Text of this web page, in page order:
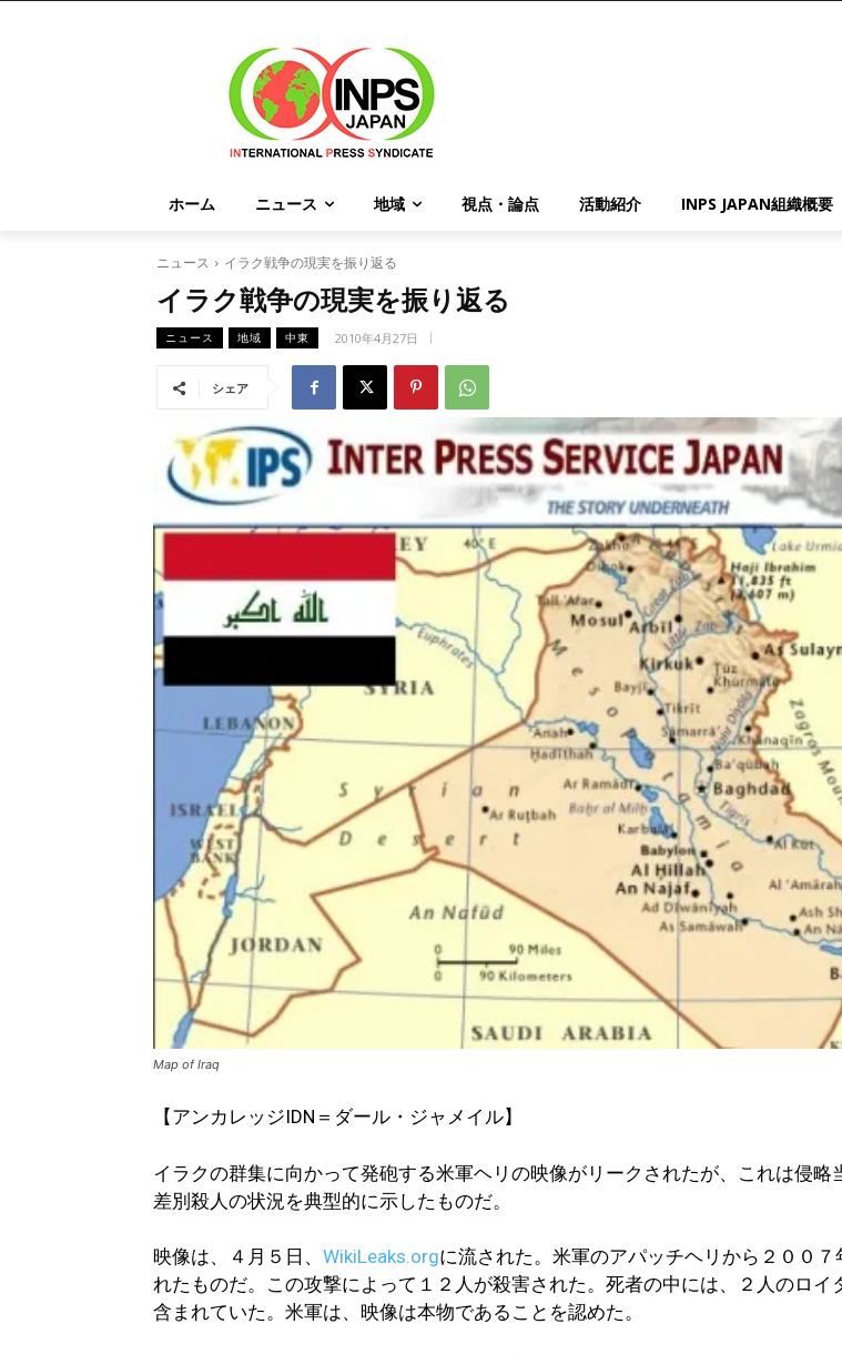
ホーム ニュース 地域 視点・論点 活動紹介 INPS JAPAN組織概要
ニュース イラク戦争の現実を振り返る
イラク戦争の現実を振り返る
ニュース 地域 中東 2010年4月27日
シェア
Map of Iraq
【アンカレッジIDN＝ダール・ジャメイル】
イラクの群集に向かって発砲する米軍ヘリの映像がリークされたが、これは侵略
差別殺人の状況を典型的に示したものだ。
映像は、４月５日、 WikiLeaks.orgに流された。米軍のアパッチヘリから２００７
れたものだ。この攻撃によって１２人が殺害された。死者の中には、２人のロイ
含まれていた。米軍は、映像は本物であることを認めた。